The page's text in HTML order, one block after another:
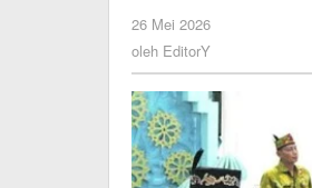
26 Mei 2026
oleh EditorY